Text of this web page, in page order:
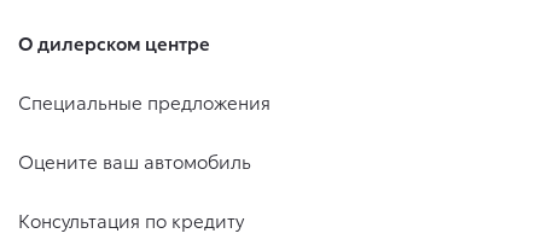
О дилерском центре
Специальные предложения
Оцените ваш автомобиль
Консультация по кредиту